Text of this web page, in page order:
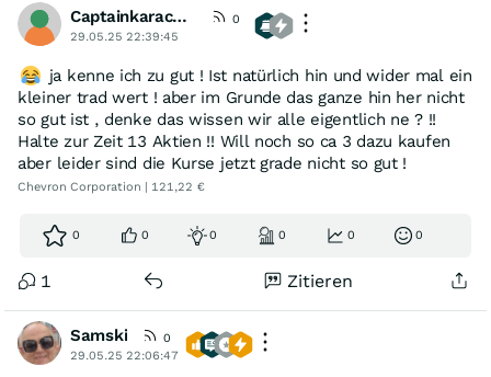
Captainkaracho1982
0
29.05.25 22:39:45
ja kenne ich zu gut ! Ist natürlich hin und wider mal ein
kleiner trad wert ! aber im Grunde das ganze hin her nicht
so gut ist , denke das wissen wir alle eigentlich ne ? !!
Halte zur Zeit 13 Aktien !! Will noch so ca 3 dazu kaufen
aber leider sind die Kurse jetzt grade nicht so gut !
Chevron Corporation | 121,22 €
0 0 0 0 0 0
1 Zitieren
Samski
0
29.05.25 22:06:47